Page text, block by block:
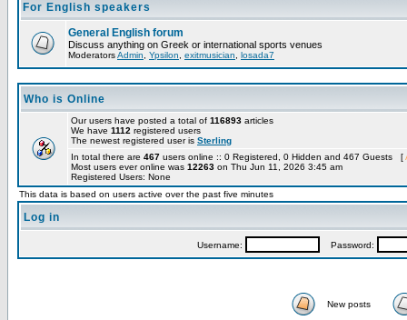
For English speakers
General English forum
Discuss anything on Greek or international sports venues
ModeratorsAdmin Ypsilon exitmusician losada7
Who is Online
Our users have posted a total of 116893 articles
We have 1112 registered users
The newest registered user is Sterling
In total there are 467 users online :: 0 Registered, 0 Hidden and 467 Guests [
Most users ever online was 12263 on Thu Jun 11, 2026 3:45 am
Registered Users: None
This data is based on users active over the past five minutes
Log in
Username: Password:
New posts